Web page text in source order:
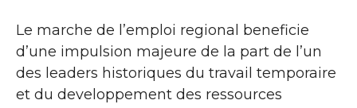
Le marche de l’emploi regional beneficie
d’une impulsion majeure de la part de l’un
des leaders historiques du travail temporaire
et du developpement des ressources